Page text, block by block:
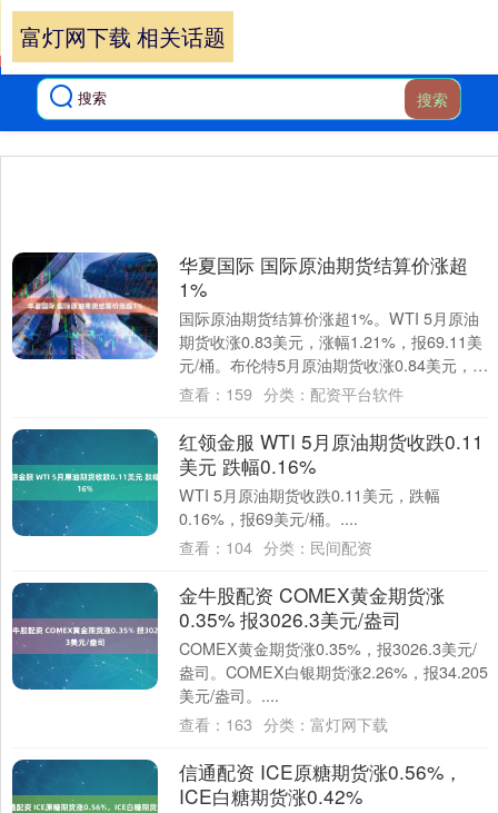
搜索
富灯网下载 相关话题
华夏国际 国际原油期货结算价涨超
1%
国际原油期货结算价涨超1%。WTI 5月原油
期货收涨0.83美元，涨幅1.21%，报69.11美
元/桶。布伦特5月原油期货收涨0.84美元，涨
幅1.16%，报7....
查看： 159 分类： 配资平台软件
红领金服 WTI 5月原油期货收跌0.11
美元 跌幅0.16%
WTI 5月原油期货收跌0.11美元，跌幅
0.16%，报69美元/桶。....
查看： 104 分类： 民间配资
金牛股配资 COMEX黄金期货涨
0.35% 报3026.3美元/盎司
COMEX黄金期货涨0.35%，报3026.3美元/
盎司。COMEX白银期货涨2.26%，报34.205
美元/盎司。....
查看： 163 分类： 富灯网下载
信通配资 ICE原糖期货涨0.56%，
ICE白糖期货涨0.42%